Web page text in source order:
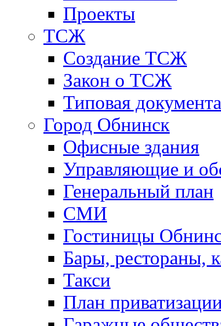
Проекты
ТСЖ
Создание ТСЖ
Закон о ТСЖ
Типовая
Город Обнинск
Офисные здания
Управляющие и
Генеральный план
СМИ
Гостиницы
Бары, рестораны,
Такси
План